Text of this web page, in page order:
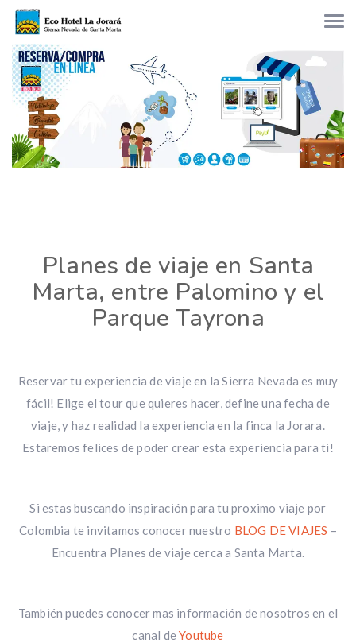
Planes de viaje en Santa
Marta, entre Palomino y el
Parque Tayrona
Reservar tu experiencia de viaje en la Sierra Nevada es muy
fácil! Elige el tour que quieres hacer, define una fecha de
viaje, y haz realidad la experiencia en la finca la Jorara.
Estaremos felices de poder crear esta experiencia para ti!
Si estas buscando inspiración para tu proximo viaje por
Colombia te invitamos conocer nuestro BLOG DE VIAJES –
Encuentra Planes de viaje cerca a Santa Marta.
También puedes conocer mas información de nosotros en el
canal deYoutube